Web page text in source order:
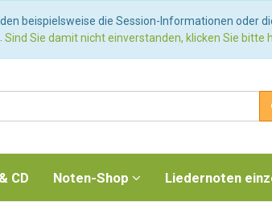
beispielsweise die Session-Informationen oder
Sind Sie damit nicht einverstanden, klicken Sie bitte
CD Noten-Shop Liedernoten